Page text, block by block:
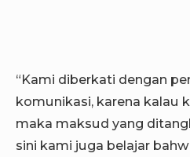
“Kami diberkati dengan
komunikasi, karena kalau
maka maksud yang
sini kami juga belajar